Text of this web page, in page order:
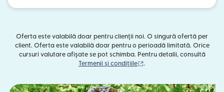
Oferta este valabilă doar pentru clienții noi. O singură ofertă per
client. Oferta este valabilă doar pentru o perioadă limitată. Orice
cursuri valutare afișate se pot schimba. Pentru detalii, consultă
Termenii și condițiile
.